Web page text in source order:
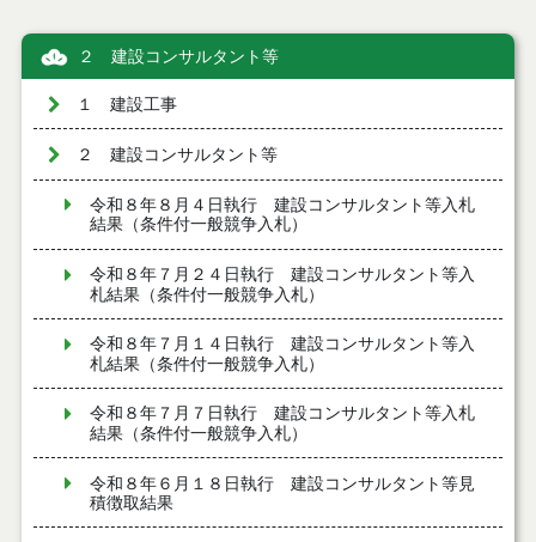
２ 建設コンサルタント等
１ 建設工事
２ 建設コンサルタント等
令和８年８月４日執行 建設コンサルタント等入札
結果（条件付一般競争入札）
令和８年７月２４日執行 建設コンサルタント等入
札結果（条件付一般競争入札）
令和８年７月１４日執行 建設コンサルタント等入
札結果（条件付一般競争入札）
令和８年７月７日執行 建設コンサルタント等入札
結果（条件付一般競争入札）
令和８年６月１８日執行 建設コンサルタント等見
積徴取結果